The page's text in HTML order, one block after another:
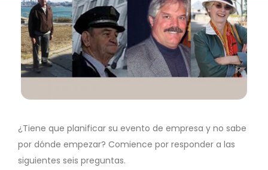
¿Tiene que planificar su evento de empresa y no sabe
por dónde empezar? Comience por responder a las
siguientes seis preguntas.